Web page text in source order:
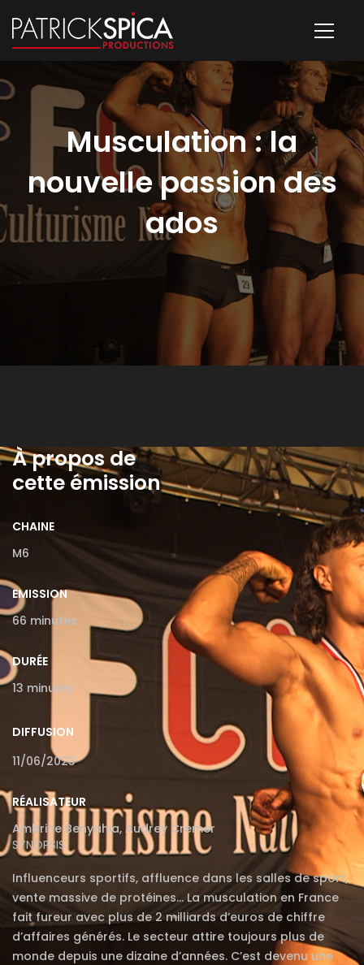
Musculation : la
nouvelle passion des
ados
À propos de
cette émission
CHAINE
M6
EMISSION
66 minutes
DURÉE
13 minutes
DIFFUSION
11/06/2023
RÉALISATEUR
Ambrine Benyahia, Audrey Cremer
SYNOPSIS
Influenceurs sportifs, affluence dans les salles de sport,
vente massive de protéines… La musculation en France
fait fureur avec plus de 2 milliards d’euros de chiffre
d’affaires générés. Le secteur attire toujours plus de
monde depuis une dizaine d’années. C’est devenu une